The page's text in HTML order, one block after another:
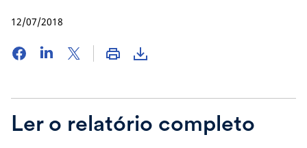
12/07/2018
Ler o relatório completo